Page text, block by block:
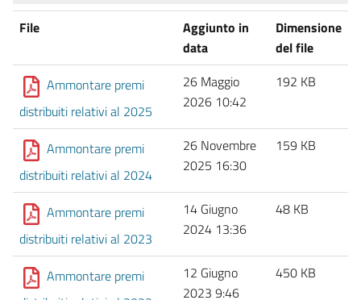
File
Aggiunto in
data
Dimensione
del file
Ammontare premi
distribuiti relativi al 2025
26 Maggio
2026 10:42
192 KB
Ammontare premi
distribuiti relativi al 2024
26 Novembre
2025 16:30
159 KB
Ammontare premi
distribuiti relativi al 2023
14 Giugno
2024 13:36
48 KB
Ammontare premi
12 Giugno
2023 9:46
450 KB